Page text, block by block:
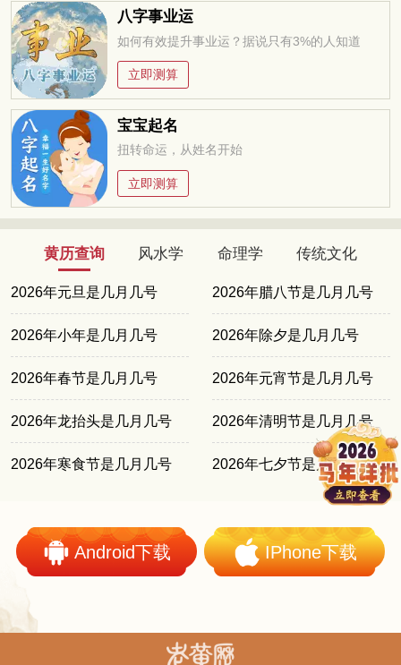
八字事业运
如何有效提升事业运？据说只有3%的人知道
立即测算
宝宝起名
扭转命运，从姓名开始
立即测算
黄历查询 风水学 命理学 传统文化
2026年元旦是几月几号 2026年腊八节是几月几号
2026年小年是几月几号 2026年除夕是几月几号
2026年春节是几月几号 2026年元宵节是几月几号
2026年龙抬头是几月几号 2026年清明节是几月几号
2026年寒食节是几月几号 2026年七夕节是几月几号
Android下载 IPhone下载